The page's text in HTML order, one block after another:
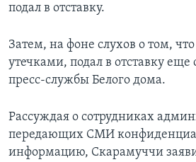
подал в отставку.
Затем, на фоне слухов о том, что
утечками, подал в отставку еще
пресс-службы Белого дома.
Рассуждая о сотрудниках
передающих СМИ
информацию, Скарамуччи